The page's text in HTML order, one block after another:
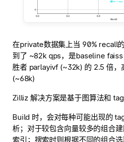
在private数据集上当 90% recall
到了 ~82k qps，是baseline
胜者 parlayivf (~32k) 的 2.5 倍
(~68k)
Zilliz 解决方案是基于图算法和 tag
Build 时，会对每种可能出现的
析；对于较包含向量较多的组合
索引；搜索时则根据不同的组合选